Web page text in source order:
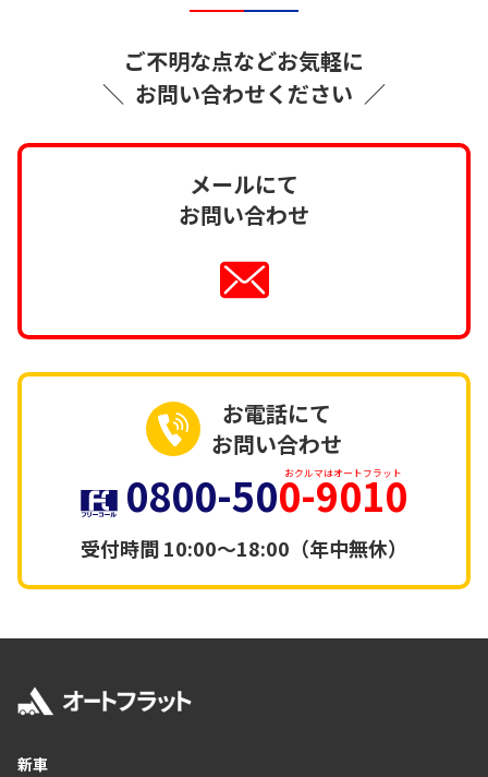
＼
ご不明な点などお気軽に
お問い合わせください ／
メールにて
お問い合わせ
お電話にて
お問い合わせ
0800-500-9010
おクルマはオートフラット
受付時間10:00～18:00（年中無休）
新車